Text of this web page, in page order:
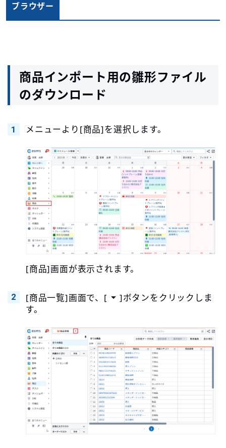
ブラウザー
商品インポート用の雛形ファイル
のダウンロード
メニューより[商品]を選択します。
[商品]画面が表示されます。
[商品一覧]画面で、[
]ボタンをクリックしま
す。